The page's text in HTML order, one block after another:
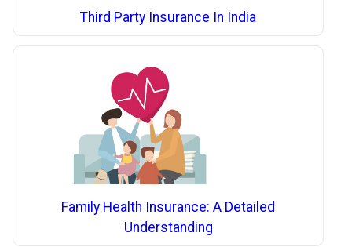
Third Party Insurance In India
Family Health Insurance: A Detailed
Understanding